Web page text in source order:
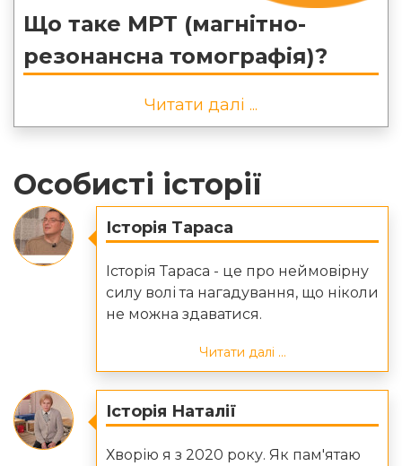
Що таке МРТ (магнітно-
резонансна томографія)?
Читати далі ...
Особисті історії
Історія Тараса
Історія Тараса - це про неймовірну
силу волі та нагадування, що ніколи
не можна здаватися.
Читати далі ...
Історія Наталії
Хворію я з 2020 року. Як пам'ятаю